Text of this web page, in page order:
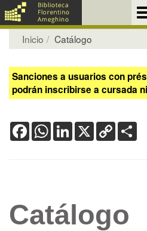
Inicio Catálogo
Sanciones a usuarios con
podrán inscribirse a cursada
FacebookWhatsApp
LinkedIn
X Copy
Link
Catálogo